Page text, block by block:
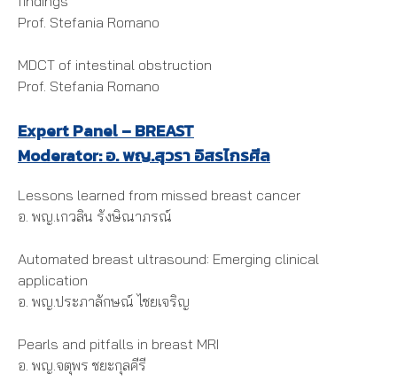
Prof. Stefania Romano
MDCT of intestinal obstruction
Prof. Stefania Romano
Expert Panel – BREAST
Moderator: อ. พญ.สุวรา อิสรไกรศีล
Lessons learned from missed breast cancer
อ. พญ.เกวลิน รังษิณาภรณ์
Automated breast ultrasound: Emerging clinical
application
อ. พญ.ประภาลักษณ์ ไชยเจริญ
Pearls and pitfalls in breast MRI
อ. พญ.จตุพร ชยะกุลคีรี